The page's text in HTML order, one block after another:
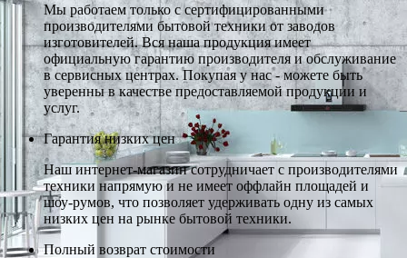
Мы работаем только с сертифицированными
производителями бытовой техники от заводов
изготовителей. Вся наша продукция имеет
официальную гарантию производителя и обслуживание
в сервисных центрах. Покупая у нас - можете быть
уверенны в качестве предоставляемой продукции и
услуг.
Гарантия низких цен
Наш интернет-магазин сотрудничает с производителями
техники напрямую и не имеет оффлайн площадей и
шоу-румов, что позволяет удерживать одну из самых
низких цен на рынке бытовой техники.
Полный возврат стоимости